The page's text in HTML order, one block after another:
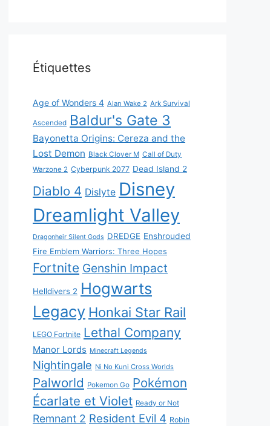
Étiquettes
Age of Wonders 4 Alan Wake 2 Ark Survival
Ascended Baldur's Gate 3
Bayonetta Origins: Cereza and the
Lost Demon Black Clover M Call of Duty
Warzone 2 Cyberpunk 2077 Dead Island 2
Diablo 4 Dislyte Disney
Dreamlight Valley
Dragonheir Silent Gods DREDGE Enshrouded
Fire Emblem Warriors: Three Hopes
Fortnite Genshin Impact
Helldivers 2 Hogwarts
Legacy Honkai Star Rail
LEGO Fortnite Lethal Company
Manor Lords Minecraft Legends
Nightingale Ni No Kuni Cross Worlds
Palworld Pokemon Go Pokémon
Écarlate et Violet Ready or Not
Remnant 2 Resident Evil 4 Robin